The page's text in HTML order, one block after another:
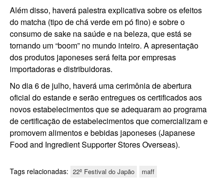
Além disso, haverá palestra explicativa sobre os efeitos
do matcha (tipo de chá verde em pó fino) e sobre o
consumo de sake na saúde e na beleza, que está se
tornando um “boom” no mundo inteiro. A apresentação
dos produtos japoneses será feita por empresas
importadoras e distribuidoras.
No dia 6 de julho, haverá uma cerimônia de abertura
oficial do estande e serão entregues os certificados aos
novos estabelecimentos que se adequaram ao programa
de certificação de estabelecimentos que comercializam e
promovem alimentos e bebidas japoneses (Japanese
Food and Ingredient Supporter Stores Overseas).
Tags relacionadas: 22º Festival do Japão maff